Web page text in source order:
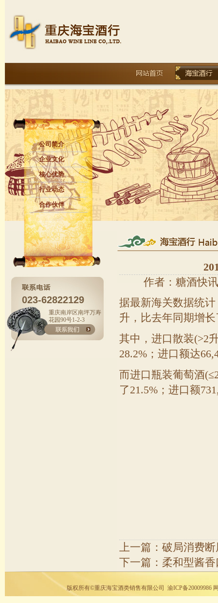
公司简介
企业文化
核心优势
行业动态
合作伙伴
023-62822129
重庆南岸区南坪万寿
花园90号1-2-3
作者：糖酒快
据最新海关数据统计
升，比去年同期增长
其中，进口散装(>2
28.2%；进口额达
而进口瓶装葡萄酒
了21.5%；进口额
上一篇： 破局消费
下一篇： 柔和型酱
版权所有©重庆海宝酒类销售有限公司 渝ICP备20009986